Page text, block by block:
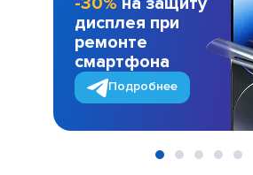
дисплея при
ремонте
смартфона
Подробнее